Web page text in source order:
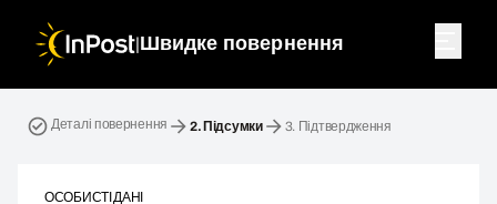
| Швидке повернення
Деталі повернення 2. Підсумки 3. Підтвердження
ОСОБИСТІ ДАНІ